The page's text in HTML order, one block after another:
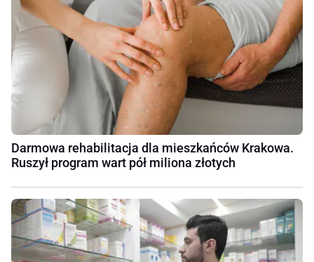
Darmowa rehabilitacja dla mieszkańców Krakowa.
Ruszył program wart pół miliona złotych